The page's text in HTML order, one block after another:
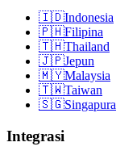
🇮🇩Indonesia
🇵🇭Filipina
🇹🇭Thailand
🇯🇵Jepun
🇲🇾Malaysia
🇹🇼Taiwan
🇸🇬Singapura
Integrasi